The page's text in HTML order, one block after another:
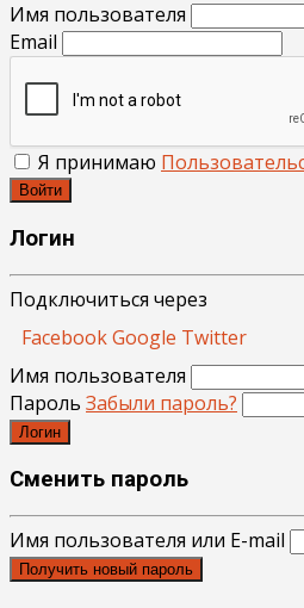
Имя пользователя
Email
Я принимаю
Войти
Логин
Подключиться через
FacebookGoogle Twitter
Имя пользователя
Пароль Забыли пароль?
Логин
Сменить пароль
Имя пользователя или E-mail
Получить новый пароль